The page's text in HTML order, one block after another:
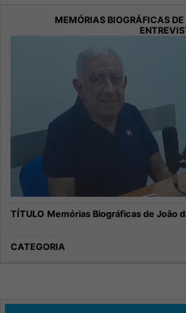
Memórias Biográficas de João